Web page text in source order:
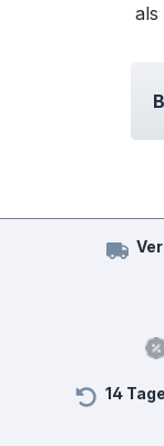
als
14